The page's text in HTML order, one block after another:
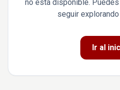
no está disponible.
seguir
Ir al